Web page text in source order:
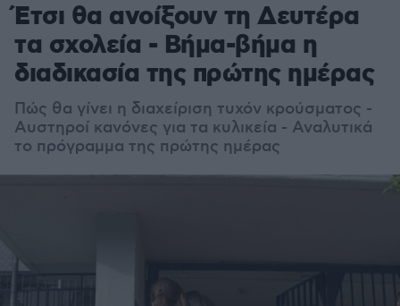
Έτσι θα ανοίξουν τη Δευτέρα
τα σχολεία - Βήμα-βήμα η
διαδικασία της πρώτης ημέρας
Πώς θα γίνει η διαχείριση τυχόν κρούσματος -
Αυστηροί κανόνες για τα κυλικεία - Αναλυτικά
το πρόγραμμα της πρώτης ημέρας